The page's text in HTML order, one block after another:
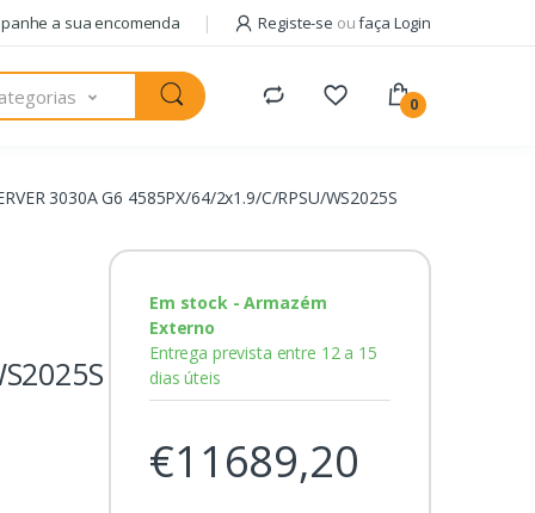
a sua encomenda Registe-se oufaça Login
0
3030A G6 4585PX/64/2x1.9/C/RPSU/WS2025S
Em stock - Armazém
Externo
Entrega prevista entre 12 a 15
dias úteis
€11689,20